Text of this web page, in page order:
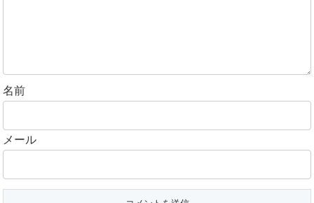
名前
メール